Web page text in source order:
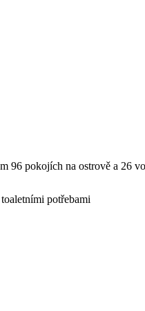
96 pokojích na ostrově a 26
potřebami